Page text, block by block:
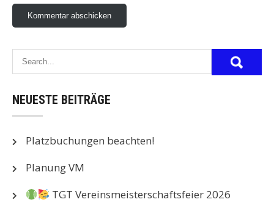
NEUESTE BEITRÄGE
Platzbuchungen beachten!
Planung VM
TGT Vereinsmeisterschaftsfeier 2026